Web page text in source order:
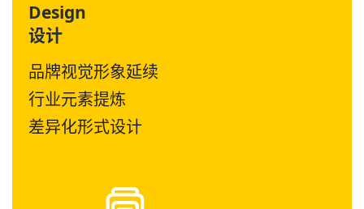
Design
设计
品牌视觉形象延续
行业元素提炼
差异化形式设计